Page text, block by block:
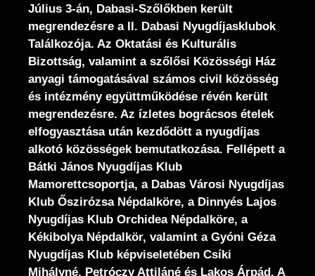
Július 3-án, Dabasi-Szőlőkben került
megrendezésre a II. Dabasi Nyugdíjasklubok
Találkozója. Az Oktatási és Kulturális
Bizottság, valamint a szőlősi Közösségi Ház
anyagi támogatásával számos civil közösség
és intézmény együttműködése révén került
megrendezésre. Az ízletes bográcsos ételek
elfogyasztása után kezdődött a nyugdíjas
alkotó közösségek bemutatkozása. Fellépett a
Bátki János Nyugdíjas Klub
Mamorettcsoportja, a Dabas Városi Nyugdíjas
Klub Őszirózsa Népdalköre, a Dinnyés Lajos
Nyugdíjas Klub Orchidea Népdalköre, a
Kékibolya Népdalkör, valamint a Gyóni Géza
Nyugdíjas Klub képviseletében Csíki
Mihályné, Petróczy Attiláné és Lakos Árpád. A